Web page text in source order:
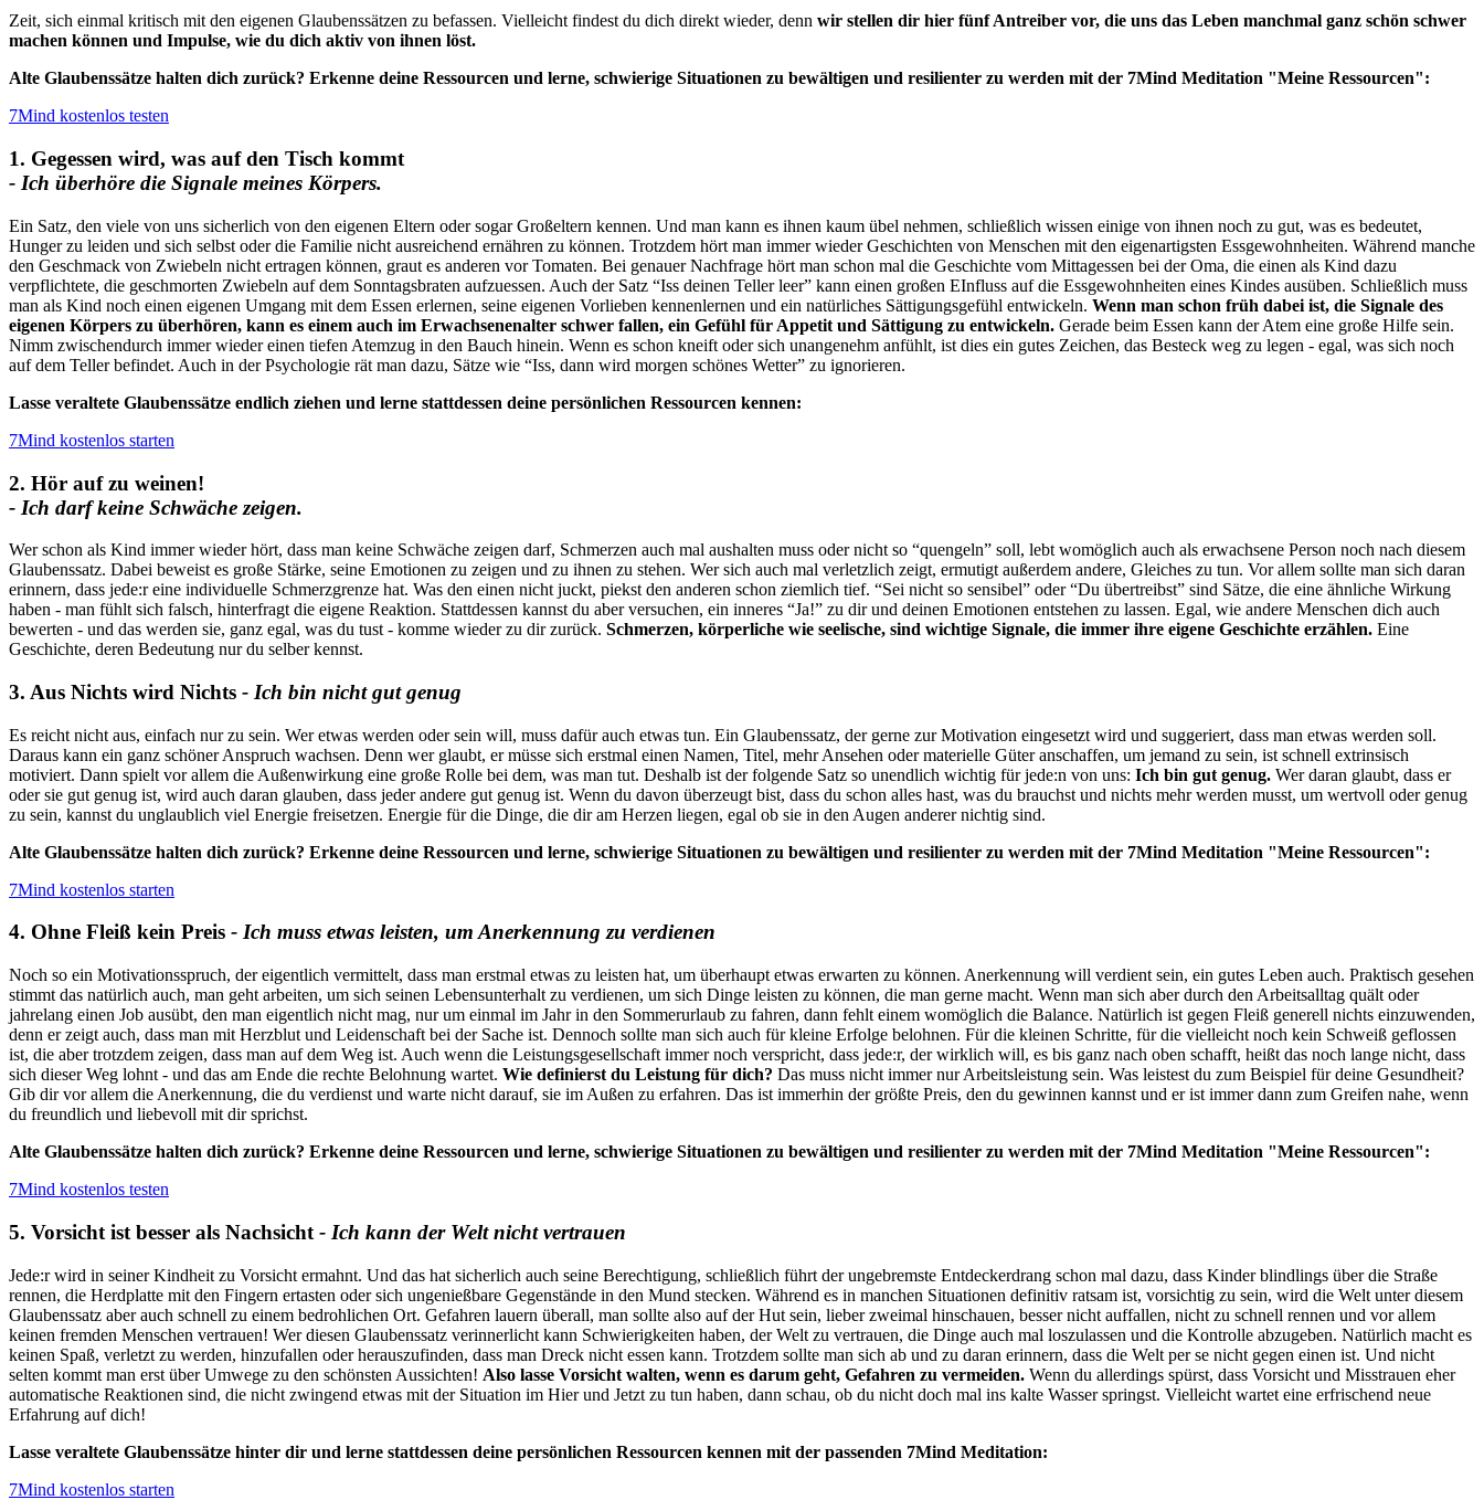
Zeit, sich einmal kritisch mit den eigenen Glaubenssätzen zu befassen. Vielleicht findest du dich direkt wieder, denn wir stellen dir hier fünf Antreiber vor, die uns das Leben manchmal ganz schön schwer
machen können und Impulse, wie du dich aktiv von ihnen löst.
Alte Glaubenssätze halten dich zurück? Erkenne deine Ressourcen und lerne, schwierige Situationen zu bewältigen und resilienter zu werden mit der 7Mind Meditation "Meine Ressourcen":
7Mind kostenlos testen
1. Gegessen wird, was auf den Tisch kommt
- Ich überhöre die Signale meines Körpers.
Ein Satz, den viele von uns sicherlich von den eigenen Eltern oder sogar Großeltern kennen. Und man kann es ihnen kaum übel nehmen, schließlich wissen einige von ihnen noch zu gut, was es bedeutet,
Hunger zu leiden und sich selbst oder die Familie nicht ausreichend ernähren zu können. Trotzdem hört man immer wieder Geschichten von Menschen mit den eigenartigsten Essgewohnheiten. Während manche
den Geschmack von Zwiebeln nicht ertragen können, graut es anderen vor Tomaten. Bei genauer Nachfrage hört man schon mal die Geschichte vom Mittagessen bei der Oma, die einen als Kind dazu
verpflichtete, die geschmorten Zwiebeln auf dem Sonntagsbraten aufzuessen. Auch der Satz “Iss deinen Teller leer” kann einen großen EInfluss auf die Essgewohnheiten eines Kindes ausüben. Schließlich muss
man als Kind noch einen eigenen Umgang mit dem Essen erlernen, seine eigenen Vorlieben kennenlernen und ein natürliches Sättigungsgefühl entwickeln. Wenn man schon früh dabei ist, die Signale des
eigenen Körpers zu überhören, kann es einem auch im Erwachsenenalter schwer fallen, ein Gefühl für Appetit und Sättigung zu entwickeln. Gerade beim Essen kann der Atem eine große Hilfe sein.
Nimm zwischendurch immer wieder einen tiefen Atemzug in den Bauch hinein. Wenn es schon kneift oder sich unangenehm anfühlt, ist dies ein gutes Zeichen, das Besteck weg zu legen - egal, was sich noch
auf dem Teller befindet. Auch in der Psychologie rät man dazu, Sätze wie “Iss, dann wird morgen schönes Wetter” zu ignorieren.
Lasse veraltete Glaubenssätze endlich ziehen und lerne stattdessen deine persönlichen Ressourcen kennen:
7Mind kostenlos starten
2. Hör auf zu weinen!
- Ich darf keine Schwäche zeigen.
Wer schon als Kind immer wieder hört, dass man keine Schwäche zeigen darf, Schmerzen auch mal aushalten muss oder nicht so “quengeln” soll, lebt womöglich auch als erwachsene Person noch nach diesem
Glaubenssatz. Dabei beweist es große Stärke, seine Emotionen zu zeigen und zu ihnen zu stehen. Wer sich auch mal verletzlich zeigt, ermutigt außerdem andere, Gleiches zu tun. Vor allem sollte man sich daran
erinnern, dass jede:r eine individuelle Schmerzgrenze hat. Was den einen nicht juckt, piekst den anderen schon ziemlich tief. “Sei nicht so sensibel” oder “Du übertreibst” sind Sätze, die eine ähnliche Wirkung
haben - man fühlt sich falsch, hinterfragt die eigene Reaktion. Stattdessen kannst du aber versuchen, ein inneres “Ja!” zu dir und deinen Emotionen entstehen zu lassen. Egal, wie andere Menschen dich auch
bewerten - und das werden sie, ganz egal, was du tust - komme wieder zu dir zurück. Schmerzen, körperliche wie seelische, sind wichtige Signale, die immer ihre eigene Geschichte erzählen. Eine
Geschichte, deren Bedeutung nur du selber kennst.
3. Aus Nichts wird Nichts - Ich bin nicht gut genug
Es reicht nicht aus, einfach nur zu sein. Wer etwas werden oder sein will, muss dafür auch etwas tun. Ein Glaubenssatz, der gerne zur Motivation eingesetzt wird und suggeriert, dass man etwas werden soll.
Daraus kann ein ganz schöner Anspruch wachsen. Denn wer glaubt, er müsse sich erstmal einen Namen, Titel, mehr Ansehen oder materielle Güter anschaffen, um jemand zu sein, ist schnell extrinsisch
motiviert. Dann spielt vor allem die Außenwirkung eine große Rolle bei dem, was man tut. Deshalb ist der folgende Satz so unendlich wichtig für jede:n von uns: Ich bin gut genug. Wer daran glaubt, dass er
oder sie gut genug ist, wird auch daran glauben, dass jeder andere gut genug ist. Wenn du davon überzeugt bist, dass du schon alles hast, was du brauchst und nichts mehr werden musst, um wertvoll oder genug
zu sein, kannst du unglaublich viel Energie freisetzen. Energie für die Dinge, die dir am Herzen liegen, egal ob sie in den Augen anderer nichtig sind.
Alte Glaubenssätze halten dich zurück? Erkenne deine Ressourcen und lerne, schwierige Situationen zu bewältigen und resilienter zu werden mit der 7Mind Meditation "Meine Ressourcen":
7Mind kostenlos starten
4. Ohne Fleiß kein Preis - Ich muss etwas leisten, um Anerkennung zu verdienen
Noch so ein Motivationsspruch, der eigentlich vermittelt, dass man erstmal etwas zu leisten hat, um überhaupt etwas erwarten zu können. Anerkennung will verdient sein, ein gutes Leben auch. Praktisch gesehen
stimmt das natürlich auch, man geht arbeiten, um sich seinen Lebensunterhalt zu verdienen, um sich Dinge leisten zu können, die man gerne macht. Wenn man sich aber durch den Arbeitsalltag quält oder
jahrelang einen Job ausübt, den man eigentlich nicht mag, nur um einmal im Jahr in den Sommerurlaub zu fahren, dann fehlt einem womöglich die Balance. Natürlich ist gegen Fleiß generell nichts einzuwenden,
denn er zeigt auch, dass man mit Herzblut und Leidenschaft bei der Sache ist. Dennoch sollte man sich auch für kleine Erfolge belohnen. Für die kleinen Schritte, für die vielleicht noch kein Schweiß geflossen
ist, die aber trotzdem zeigen, dass man auf dem Weg ist. Auch wenn die Leistungsgesellschaft immer noch verspricht, dass jede:r, der wirklich will, es bis ganz nach oben schafft, heißt das noch lange nicht, dass
sich dieser Weg lohnt - und das am Ende die rechte Belohnung wartet. Wie definierst du Leistung für dich? Das muss nicht immer nur Arbeitsleistung sein. Was leistest du zum Beispiel für deine Gesundheit?
Gib dir vor allem die Anerkennung, die du verdienst und warte nicht darauf, sie im Außen zu erfahren. Das ist immerhin der größte Preis, den du gewinnen kannst und er ist immer dann zum Greifen nahe, wenn
du freundlich und liebevoll mit dir sprichst.
Alte Glaubenssätze halten dich zurück? Erkenne deine Ressourcen und lerne, schwierige Situationen zu bewältigen und resilienter zu werden mit der 7Mind Meditation "Meine Ressourcen":
7Mind kostenlos testen
5. Vorsicht ist besser als Nachsicht - Ich kann der Welt nicht vertrauen
Jede:r wird in seiner Kindheit zu Vorsicht ermahnt. Und das hat sicherlich auch seine Berechtigung, schließlich führt der ungebremste Entdeckerdrang schon mal dazu, dass Kinder blindlings über die Straße
rennen, die Herdplatte mit den Fingern ertasten oder sich ungenießbare Gegenstände in den Mund stecken. Während es in manchen Situationen definitiv ratsam ist, vorsichtig zu sein, wird die Welt unter diesem
Glaubenssatz aber auch schnell zu einem bedrohlichen Ort. Gefahren lauern überall, man sollte also auf der Hut sein, lieber zweimal hinschauen, besser nicht auffallen, nicht zu schnell rennen und vor allem
keinen fremden Menschen vertrauen! Wer diesen Glaubenssatz verinnerlicht kann Schwierigkeiten haben, der Welt zu vertrauen, die Dinge auch mal loszulassen und die Kontrolle abzugeben. Natürlich macht es
keinen Spaß, verletzt zu werden, hinzufallen oder herauszufinden, dass man Dreck nicht essen kann. Trotzdem sollte man sich ab und zu daran erinnern, dass die Welt per se nicht gegen einen ist. Und nicht
selten kommt man erst über Umwege zu den schönsten Aussichten! Also lasse Vorsicht walten, wenn es darum geht, Gefahren zu vermeiden. Wenn du allerdings spürst, dass Vorsicht und Misstrauen eher
automatische Reaktionen sind, die nicht zwingend etwas mit der Situation im Hier und Jetzt zu tun haben, dann schau, ob du nicht doch mal ins kalte Wasser springst. Vielleicht wartet eine erfrischend neue
Erfahrung auf dich!
Lasse veraltete Glaubenssätze hinter dir und lerne stattdessen deine persönlichen Ressourcen kennen mit der passenden 7Mind Meditation:
7Mind kostenlos starten